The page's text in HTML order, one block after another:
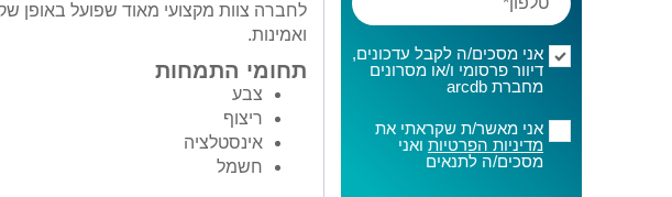
אני מסכים/ה לקבל עדכונים,
דיוור פרסומי ו/או מסרונים
מחברת arcdb
אני מאשר/ת שקראתי את
מדיניות הפרטיות ואני
מסכים/ה לתנאים
לחברה צוות מקצועי מאוד שפועל באופן
ואמינות.
תחומי התמחות
צבע
ריצוף
אינסטלציה
חשמל